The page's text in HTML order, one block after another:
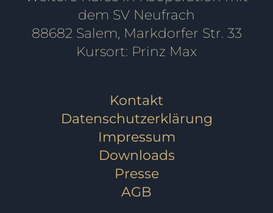
dem SV Neufrach
88682 Salem, Markdorfer Str. 33
Kursort: Prinz Max
Kontakt
Datenschutzerklärung
Impressum
Downloads
Presse
AGB